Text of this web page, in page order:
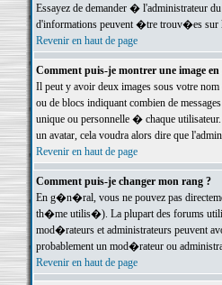
Essayez de demander � l'administrateur
d'informations peuvent �tre trouv�es sur
Revenir en haut de page
Comment puis-je montrer une image
Il peut y avoir deux images sous votre
ou de blocs indiquant combien de
unique ou personnelle � chaque
un avatar, cela voudra alors dire que
Revenir en haut de page
Comment puis-je changer mon rang ?
En g�n�ral, vous ne pouvez pas
th�me utilis�). La plupart des forums
mod�rateurs et administrateurs peuvent
probablement un mod�rateur ou
Revenir en haut de page